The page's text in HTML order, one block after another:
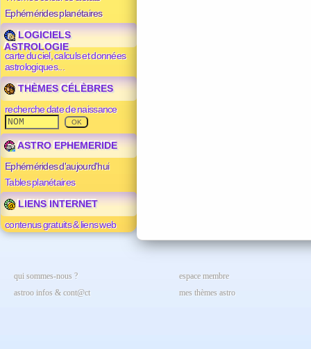
Ephémérides planétaires
LOGICIELS
ASTROLOGIE
carte du ciel, calculs et données
astrologiques...
THÈMES CÉLÈBRES
recherche date de naissance
ASTRO EPHEMERIDE
Ephémérides d'aujourd'hui
Tables planétaires
LIENS INTERNET
contenus gratuits & liens web
qui sommes-nous ?
astroo infos & cont@ct
espace membre
mes thèmes astro